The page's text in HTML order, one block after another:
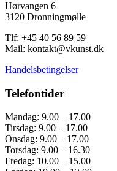
Hørvangen 6
3120 Dronningmølle
Tlf: +45 40 56 89 59
Mail: kontakt@vkunst.dk
Handelsbetingelser
Telefontider
Mandag: 9.00 – 17.00
Tirsdag: 9.00 – 17.00
Onsdag: 9.00 – 17.00
Torsdag: 9.00 – 16.30
Fredag: 10.00 – 15.00